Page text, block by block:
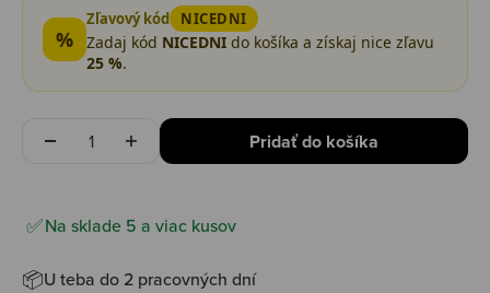
%
Zľavový kód NICEDNI
Zadaj kód NICEDNI do košíka a získaj nice zľavu
25 %.
Množstvo Pridať do košíka
Na sklade 5 a viac kusov
📦U teba do 2 pracovných dní